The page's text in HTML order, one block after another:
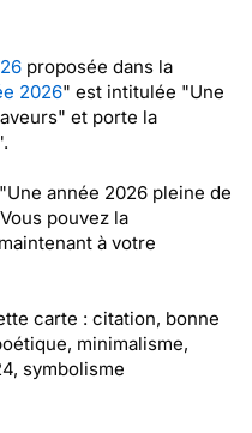
proposée dans la
2026" est intitulée "Une
et porte la
année 2026 pleine de
pouvez la
à votre
carte : citation, bonne
minimalisme,
symbolisme